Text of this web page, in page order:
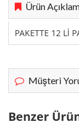
Ürün
PAKETTE 12 Lİ
Müşteri
Benzer